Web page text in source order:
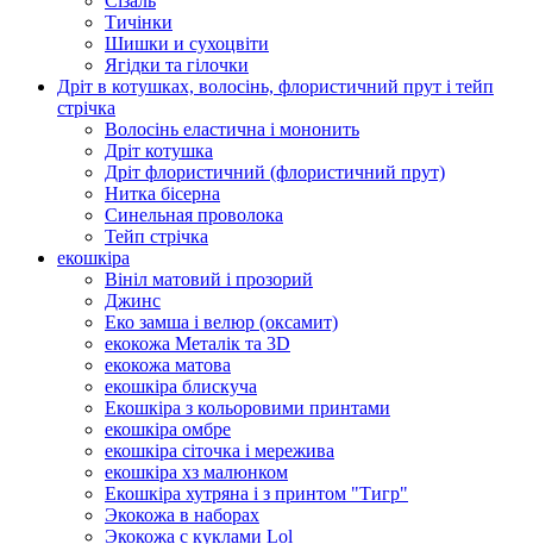
Тичінки
Шишки и сухоцвіти
Ягідки та гілочки
Дріт в котушках, волосінь, флористичний прут і тейп
стрічка
Волосінь еластична і мононить
Дріт котушка
Дріт флористичний (флористичний прут)
Нитка бісерна
Синельная проволока
Тейп стрічка
екошкіра
Вініл матовий і прозорий
Джинс
Еко замша і велюр (оксамит)
екокожа Металік та 3D
екокожа матова
екошкіра блискуча
Екошкіра з кольоровими принтами
екошкіра омбре
екошкіра сіточка і мережива
екошкіра хз малюнком
Екошкіра хутряна і з принтом "Тигр"
Экокожа в наборах
Экокожа с куклами Lol